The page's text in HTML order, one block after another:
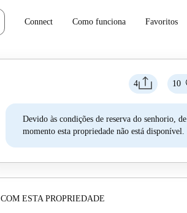
Connect Como funciona Favoritos
4 10
Devido às condições de reserva do senhorio, de
momento esta propriedade não está disponível.
COM ESTA PROPRIEDADE